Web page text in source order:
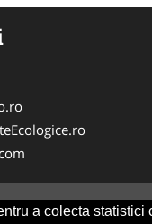
a colecta
ANPC SOL